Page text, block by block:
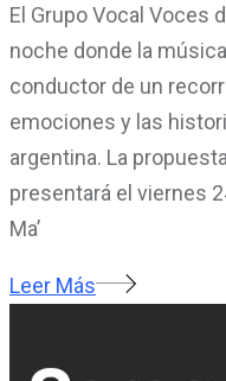
El Grupo Vocal Voces
noche donde la
conductor de un
emociones y las
argentina. La
presentará el viernes
Ma’
Leer Más